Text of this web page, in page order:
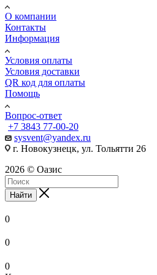
О компании
Контакты
Информация
Условия оплаты
Условия доставки
QR код для оплаты
Помощь
Вопрос-ответ
+7 3843 77-00-20
sysvent@yandex.ru
г. Новокузнецк, ул. Тольятти 26
2026 © Оазис
Найти
0
0
0